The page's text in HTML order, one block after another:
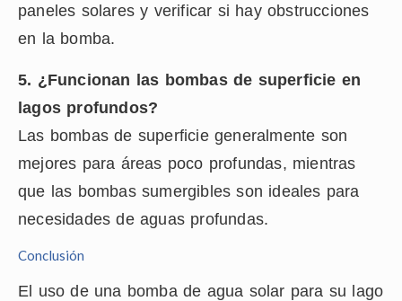
paneles solares y verificar si hay obstrucciones
en la bomba.
5. ¿Funcionan las bombas de superficie en
lagos profundos?
Las bombas de superficie generalmente son
mejores para áreas poco profundas, mientras
que las bombas sumergibles son ideales para
necesidades de aguas profundas.
Conclusión
El uso de una bomba de agua solar para su lago